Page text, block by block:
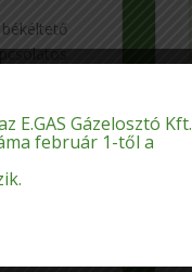
E.GAS Gázelosztó Kft.
február 1-től a